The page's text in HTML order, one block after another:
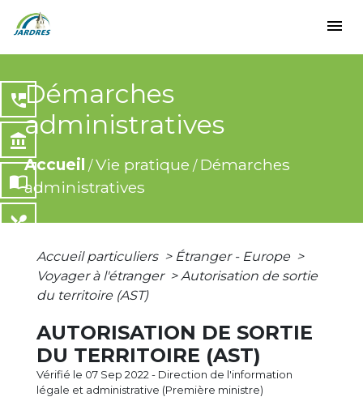
menu
Démarches
administratives
Accueil /Vie pratique / Démarches
administratives
perm_phone_msg
account_balance
import_contacts
local_dining
Accueil particuliers > Étranger - Europe >
Voyager à l'étranger > Autorisation de sortie
du territoire (AST)
AUTORISATION DE SORTIE
DU TERRITOIRE (AST)
Vérifié le 07 Sep 2022 - Direction de l'information
légale et administrative (Première ministre)